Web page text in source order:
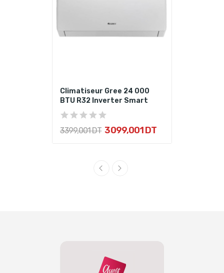
Climatiseur Gree 24 000
BTU R32 Inverter Smart
3 399,001 DT 3 099,001 DT